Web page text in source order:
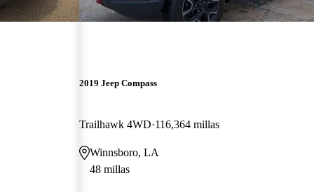
2019 Jeep Compass
Trailhawk 4WD 116,364 millas
Winnsboro, LA
48 millas